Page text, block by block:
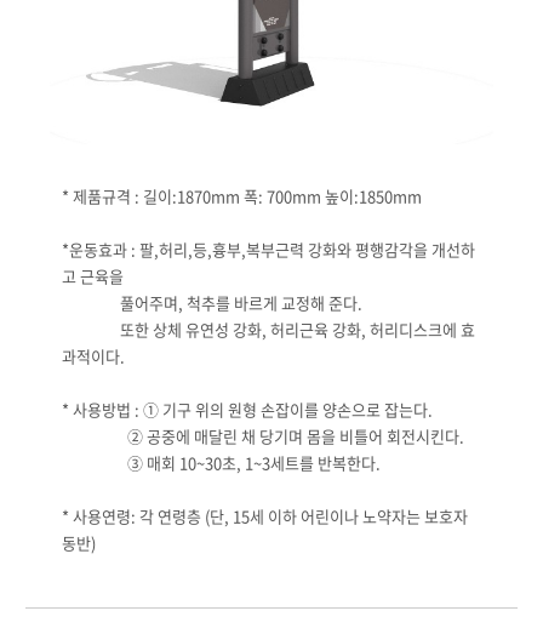
* 제품규격 : 길이:1870mm 폭: 700mm 높이:1850mm
*운동효과 : 팔,허리,등,흉부,복부근력 강화와 평행감각을 개선하
고 근육을
풀어주며, 척추를 바르게 교정해 준다.
또한 상체 유연성 강화, 허리근육 강화, 허리디스크에 효
과적이다.
* 사용방법 : ① 기구 위의 원형 손잡이를 양손으로 잡는다.
② 공중에 매달린 채 당기며 몸을 비틀어 회전시킨다.
③ 매회 10~30초, 1~3세트를 반복한다.
* 사용연령: 각 연령층 (단, 15세 이하 어린이나 노약자는 보호자
동반)